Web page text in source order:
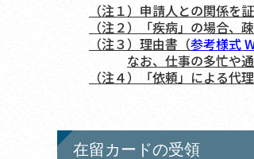
（注１）申請人との関係を
（注２）「疾病」の場合、
（注３）理由書（参考様式
なお、仕事の多忙や
（注４）「依頼」による代
在留カードの受領